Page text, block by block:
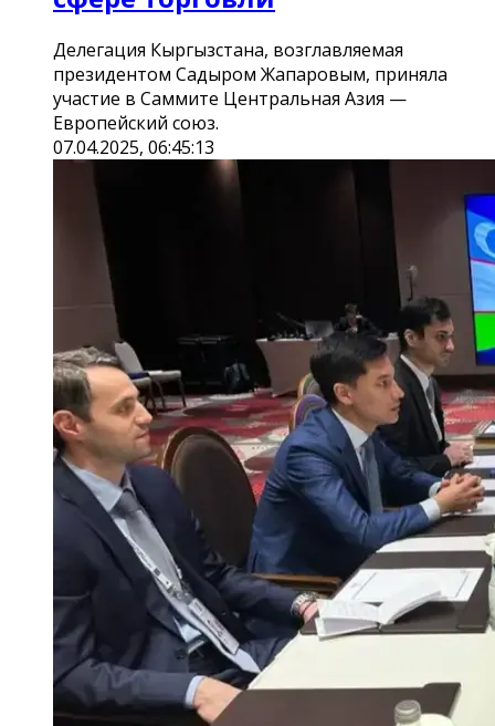
Делегация Кыргызстана, возглавляемая
президентом Садыром Жапаровым, приняла
участие в Саммите Центральная Азия —
Европейский союз.
07.04.2025, 06:45:13